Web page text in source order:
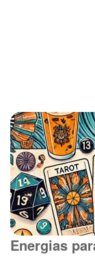
Energias